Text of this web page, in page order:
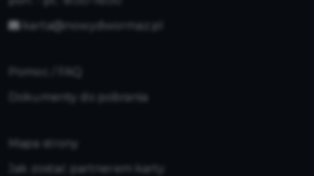
karta@nowydwormaz.pl
Dokumenty do pobrania
Mapa strony
Jak zostać partnerem karty